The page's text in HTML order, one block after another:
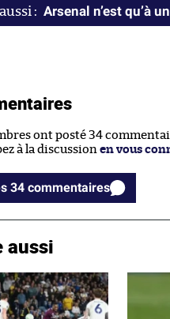
Arsenal n’est qu’à
ont posté 34
à la discussion en vous
Voir les 34 commentaires
aussi